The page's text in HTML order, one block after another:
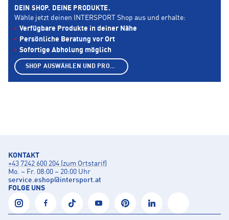
DEIN SHOP. DEINE PRODUKTE.
Wähle jetzt deinen INTERSPORT Shop aus und erhalte:
Verfügbare Produkte in deiner Nähe
Persönliche Beratung vor Ort
Sofortige Abholung möglich
SHOP AUSWÄHLEN UND PRODUKTE ANZEIGEN
KONTAKT
+43 7242 600 204 (zum Ortstarif)
Mo. – Fr. 08:00 – 20:00 Uhr
service.eshop@intersport.at
FOLGE UNS